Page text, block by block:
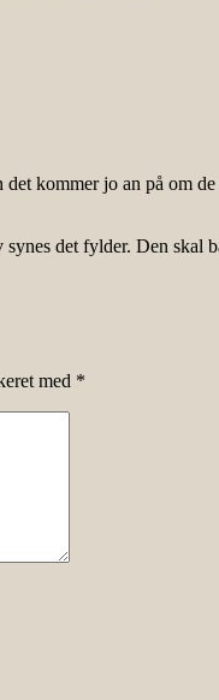
kommer jo an på om
det fylder. Den skal
med *